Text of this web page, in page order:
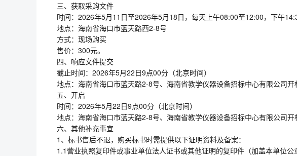
三、获取采购文件
时间：2026年5月11日至2026年5月18日，每天上午08:00至12:00，下午
地点：海南省海口市蓝天路西2-8号
方式：现场购买
售价：300元。
四、响应文件提交
截止时间：2026年5月22日9点00分（北京时间）
地点：海南省海口市蓝天路2-8号、海南省教学仪器设备招标中心有限公司开
五、开启
时间：2026年5月22日9点00分（北京时间）
地点：海南省海口市蓝天路2-8号、海南省教学仪器设备招标中心有限公司开
六、其他补充事宜
1、标书售后不退，购买标书时需提供以下证明资料及备案：
1.1营业执照复印件或事业单位法人证书或其他证明的复印件（加盖本单位公